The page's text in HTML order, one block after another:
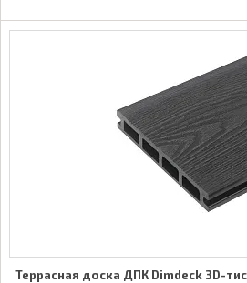
Террасная доска ДПК Dimdeck 3D-